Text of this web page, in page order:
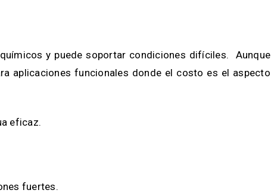
y puede soportar condiciones difíciles. Aunque
aplicaciones funcionales donde el costo es el aspecto
eficaz.
fuertes.